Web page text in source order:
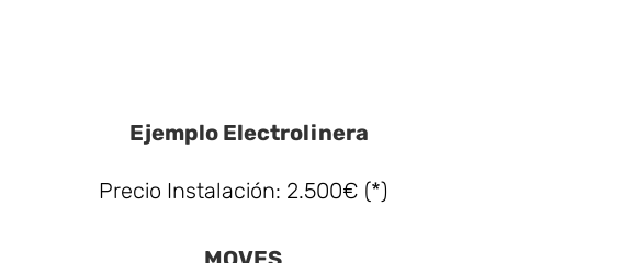
Ejemplo Electrolinera
Precio Instalación: 2.500€ (*)